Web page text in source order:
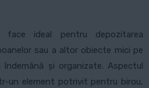
face ideal pentru depozitarea
sau a altor obiecte mici pe
și organizate. Aspectul
un element potrivit pentru birou,